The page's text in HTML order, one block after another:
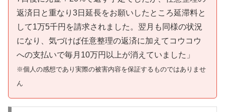
返済日と重なり3日延長をお願いしたところ延滞料と
して1万5千円を請求されました。翌月も同様の状況
になり、気づけば任意整理の返済に加えてコウコウ
への支払いで毎月10万円以上が消えていました」
※個人の感想であり実際の被害内容を保証するものではありませ
ん